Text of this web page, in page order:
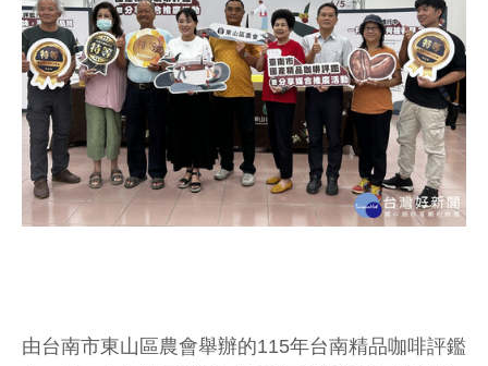
由台南市東山區農會舉辦的115年台南精品咖啡評鑑